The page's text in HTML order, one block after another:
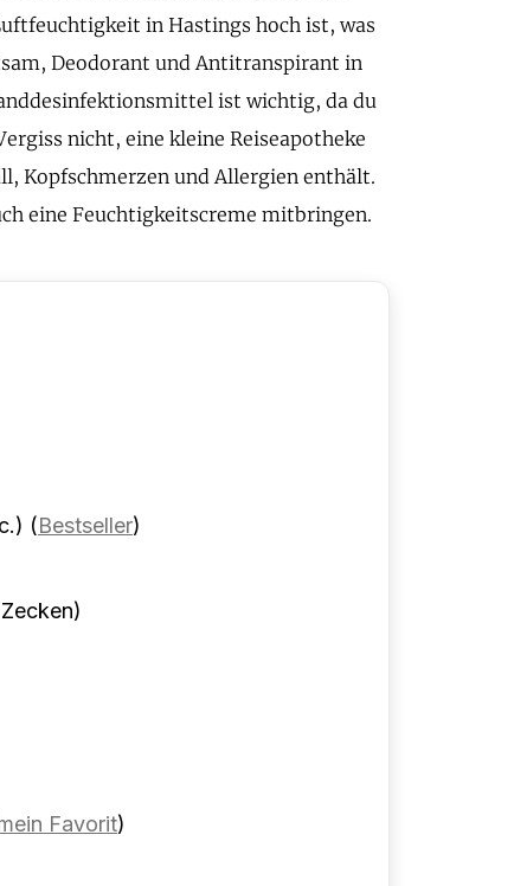
in Hastings hoch ist, was
Deodorant und Antitranspirant in
ist wichtig, da du
nicht, eine kleine Reiseapotheke
Kopfschmerzen und Allergien enthält.
eine Feuchtigkeitscreme mitbringen.
(Bestseller)
Favorit)